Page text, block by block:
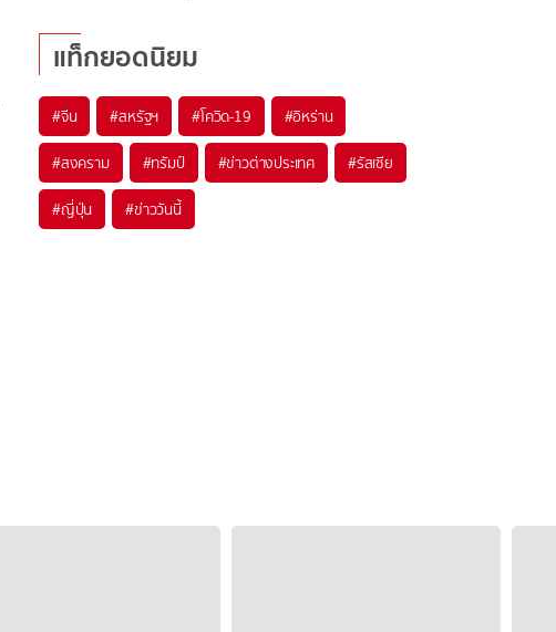
แท็กยอดนิยม
#จีน #สหรัฐฯ #โควิด-19 #อิหร่าน
#สงคราม #ทรัมป์ #ข่าวต่างประเทศ #รัสเซีย
#ญี่ปุ่น #ข่าววันนี้